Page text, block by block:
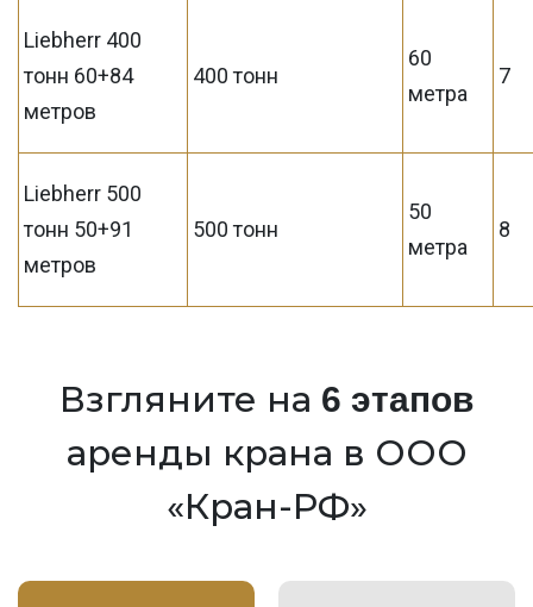
Liebherr 400
тонн 60+84
метров
400 тонн
60
метра
7
Liebherr 500
тонн 50+91
метров
500 тонн
50
метра
8
Взгляните на 6 этапов
аренды крана в ООО
«Кран-РФ»